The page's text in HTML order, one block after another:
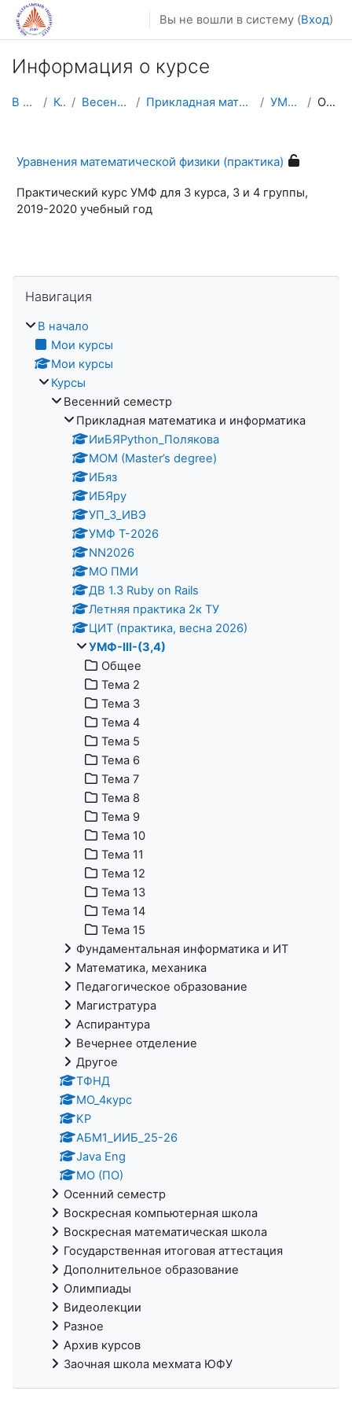
Перейти к основному содержанию
Вы не вошли в систему (Вход)
Информация о курсе
В начало Курсы Весенний семестр Прикладная математика и информатика УМФ-III-(3,4) Описание
Уравнения математической физики (практика)
Практический курс УМФ для 3 курса, 3 и 4 группы,
2019-2020 учебный год
Навигация
В начало
Мои курсы
Мои курсы
Курсы
Весенний семестр
Прикладная математика и информатика
ИиБЯPython_Полякова
MOM (Master’s degree)
ИБяз
ИБЯpy
УП_3_ИВЭ
УМФ Т-2026
NN2026
МО ПМИ
ДВ 1.3 Ruby on Rails
Летняя практика 2к ТУ
ЦИТ (практика, весна 2026)
УМФ-III-(3,4)
Общее
Тема 2
Тема 3
Тема 4
Тема 5
Тема 6
Тема 7
Тема 8
Тема 9
Тема 10
Тема 11
Тема 12
Тема 13
Тема 14
Тема 15
Фундаментальная информатика и ИТ
Математика, механика
Педагогическое образование
Магистратура
Аспирантура
Вечернее отделение
Другое
ТФНД
МО_4курс
KP
АБМ1_ИИБ_25-26
Java Eng
МО (ПО)
Осенний семестр
Воскресная компьютерная школа
Воскресная математическая школа
Государственная итоговая аттестация
Дополнительное образование
Олимпиады
Видеолекции
Разное
Архив курсов
Заочная школа мехмата ЮФУ